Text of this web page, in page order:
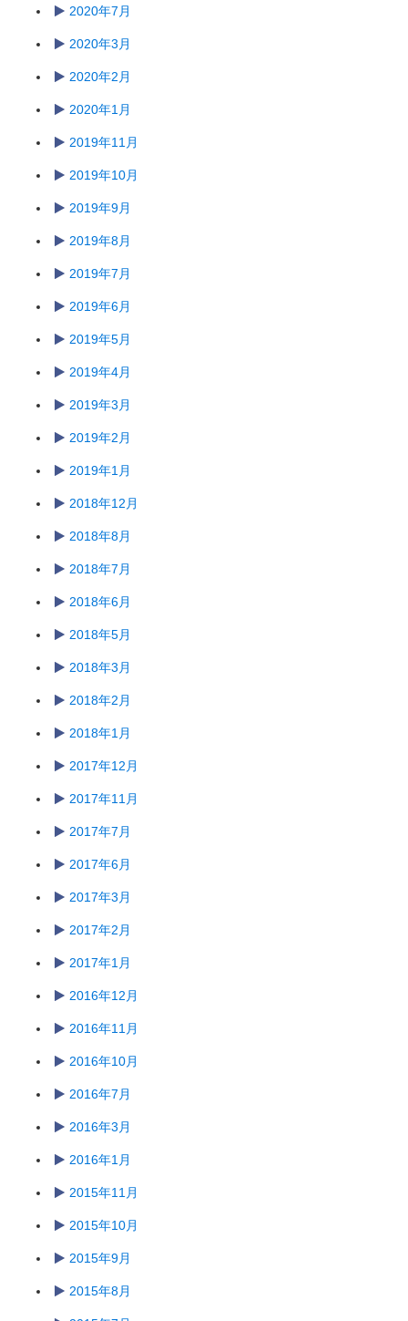
2020年7月
2020年3月
2020年2月
2020年1月
2019年11月
2019年10月
2019年9月
2019年8月
2019年7月
2019年6月
2019年5月
2019年4月
2019年3月
2019年2月
2019年1月
2018年12月
2018年8月
2018年7月
2018年6月
2018年5月
2018年3月
2018年2月
2018年1月
2017年12月
2017年11月
2017年7月
2017年6月
2017年3月
2017年2月
2017年1月
2016年12月
2016年11月
2016年10月
2016年7月
2016年3月
2016年1月
2015年11月
2015年10月
2015年9月
2015年8月